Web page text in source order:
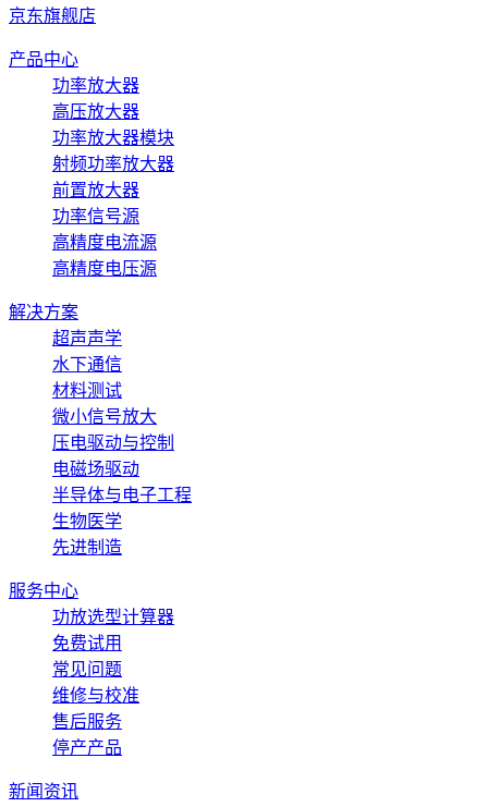
京东旗舰店
产品中心
功率放大器
高压放大器
功率放大器模块
射频功率放大器
前置放大器
功率信号源
高精度电流源
高精度电压源
解决方案
超声声学
水下通信
材料测试
微小信号放大
压电驱动与控制
电磁场驱动
半导体与电子工程
生物医学
先进制造
服务中心
功放选型计算器
免费试用
常见问题
维修与校准
售后服务
停产产品
新闻资讯